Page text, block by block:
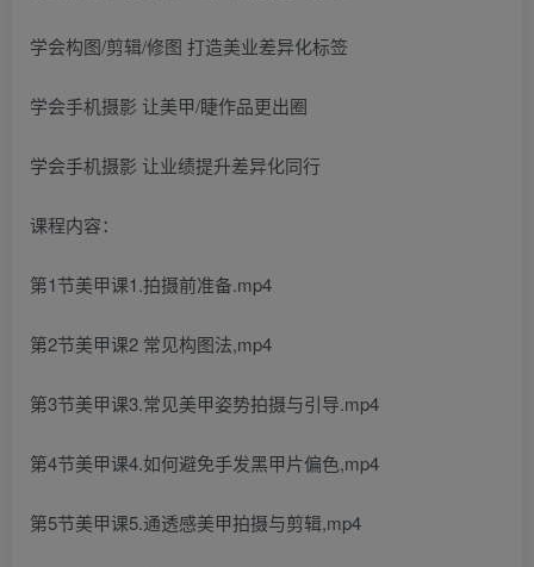
学会构图/剪辑/修图 打造美业差异化标签
学会手机摄影 让美甲/睫作品更出圈
学会手机摄影 让业绩提升差异化同行
课程内容：
第1节美甲课1.拍摄前准备.mp4
第2节美甲课2 常见构图法,mp4
第3节美甲课3.常见美甲姿势拍摄与引导.mp4
第4节美甲课4.如何避免手发黑甲片偏色,mp4
第5节美甲课5.通透感美甲拍摄与剪辑,mp4